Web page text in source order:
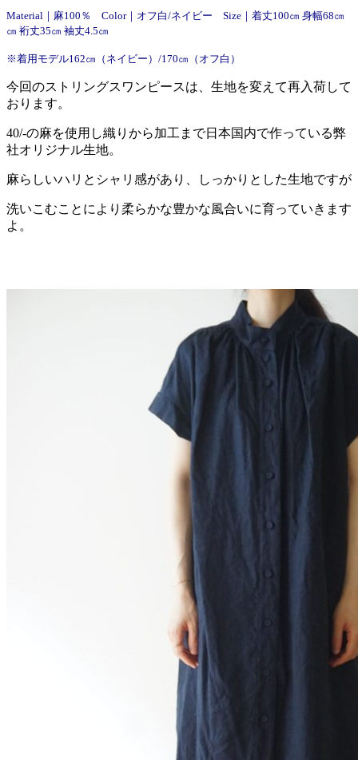
Material｜麻100％ Color｜オフ白/ネイビー Size｜着丈100㎝ 身幅68㎝
㎝ 裄丈35㎝ 袖丈4.5㎝
※着用モデル162㎝（ネイビー）/170㎝（オフ白）
今回のストリングスワンピースは、生地を変えて再入荷して
おります。
40/-の麻を使用し織りから加工まで日本国内で作っている弊
社オリジナル生地。
麻らしいハリとシャリ感があり、しっかりとした生地ですが
洗いこむことにより柔らかな豊かな風合いに育っていきます
よ。